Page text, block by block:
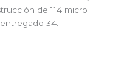
de 114 micro
34.